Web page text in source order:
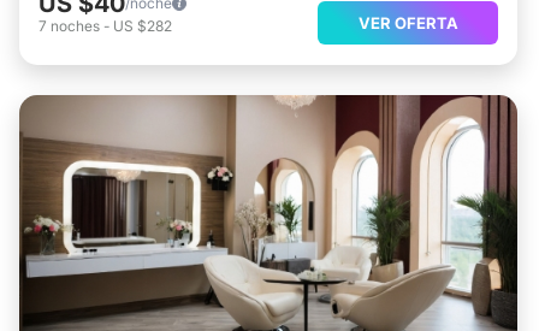
7 noches - US $282 VER OFERTA